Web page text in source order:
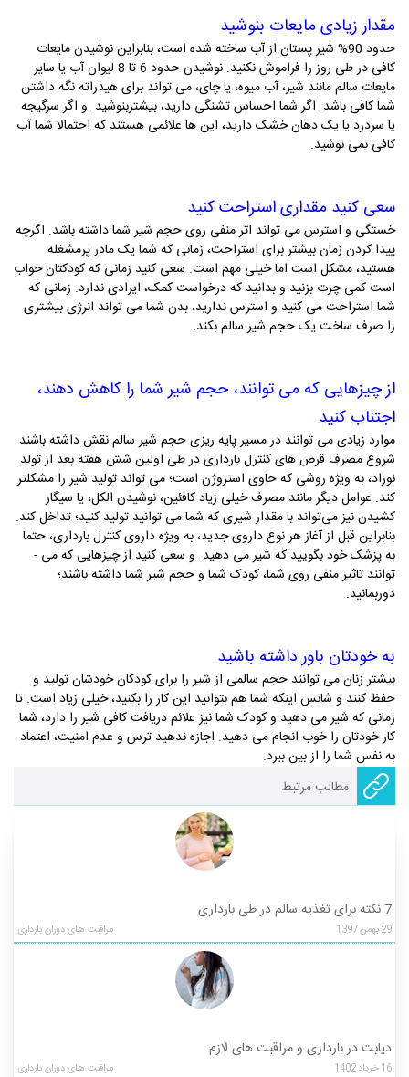
مقدار زیادی مایعات بنوشید
حدود 90% شیر پستان از آب ساخته شده است، بنابراین نوشیدن مایعات
کافی در طی روز را فراموش نکنید. نوشیدن حدود 6 تا 8 لیوان آب یا سایر
مایعات سالم مانند شیر، آب میوه، یا چای، می­ تواند برای هیدراته نگه داشتن
شما کافی باشد. اگر شما احساس تشنگی دارید، بیشتربنوشید. و اگر سرگیجه
یا سردرد یا یک دهان خشک دارید، این ­ها علائمی هستند که احتمالا شما آب
کافی نمی­ نوشید.
سعی کنید مقداری استراحت کنید
خستگی و استرس می ­تواند اثر منفی روی حجم شیر شما داشته باشد. اگرچه
پیدا کردن زمان بیشتر برای استراحت، زمانی که شما یک مادر پرمشغله
هستید، مشکل است اما خیلی مهم است. سعی کنید زمانی که کودکتان خواب
است کمی چرت بزنید و بدانید که درخواست کمک، ایرادی ندارد. زمانی که
شما استراحت می­ کنید و استرس ندارید، بدن شما می­ تواند انرژی بیشتری
را صرف ساخت یک حجم شیر سالم بکند.
از چیزهایی که می ­توانند، حجم شیر شما را کاهش دهند،
اجتناب کنید
موارد زیادی می­ توانند در مسیر پایه ­ریزی حجم شیر سالم نقش داشته باشند.
شروع مصرف قرص­ های کنترل بارداری در طی اولین شش هفته­ بعد از تولد
نوزاد، به ویژه روشی که حاوی استروژن است؛ می ­تواند تولید شیر را مشکل­تر
کند. عوامل دیگر مانند مصرف خیلی زیاد کافئین، نوشیدن الکل، یا سیگار
کشیدن نیز می‌تواند با مقدار شیری که شما می ­توانید تولید کنید؛ تداخل کند.
بنابراین قبل از آغاز هر نوع داروی جدید، به ویژه داروی کنترل بارداری، حتما
به پزشک خود بگویید که شیر می ­دهید. و سعی کنید از چیزهایی که می ­
توانند تاثیر منفی روی شما، کودک شما و حجم شیر شما داشته باشند؛
دوربمانید.
به خودتان باور داشته باشید
بیشتر زنان می­ توانند حجم سالمی از شیر را برای کودکان خودشان تولید و
حفظ کنند و شانس اینکه شما هم بتوانید این کار را بکنید، خیلی زیاد است. تا
زمانی که شیر می­ دهید و کودک شما نیز علائم دریافت کافی شیر را دارد، شما
کار خودتان را خوب انجام می­ دهید. اجازه ندهید ترس و عدم امنیت، اعتماد
به نفس شما را از بین ببرد.
مطالب مرتبط
7 نکته برای تغذیه سالم در طی بارداری
29بهمن1397 مراقبت های دوران بارداری
دیابت در بارداری و مراقبت های لازم
16خرداد1402 مراقبت های دوران بارداری